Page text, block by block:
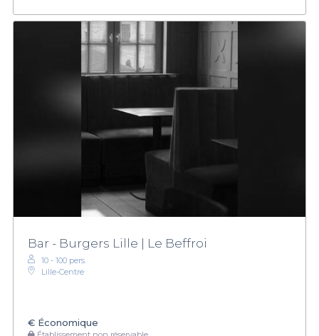
Bar - Burgers Lille | Le Beffroi
10 - 100 pers.
Lille-Centre
€ Économique